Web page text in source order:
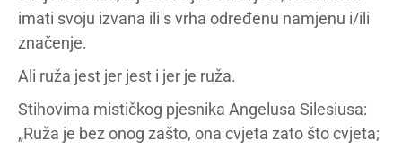
imati svoju izvana ili s vrha određenu namjenu i/ili
značenje.
Ali ruža jest jer jest i jer je ruža.
Stihovima mističkog pjesnika Angelusa Silesiusa:
„Ruža je bez onog zašto, ona cvjeta zato što cvjeta;